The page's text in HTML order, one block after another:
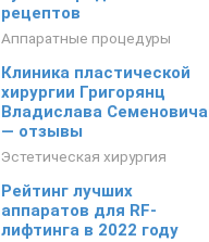
рецептов
Аппаратные процедуры
Клиника пластической
хирургии Григорянц
Владислава Семеновича
— отзывы
Эстетическая хирургия
Рейтинг лучших
аппаратов для RF-
лифтинга в 2022 году